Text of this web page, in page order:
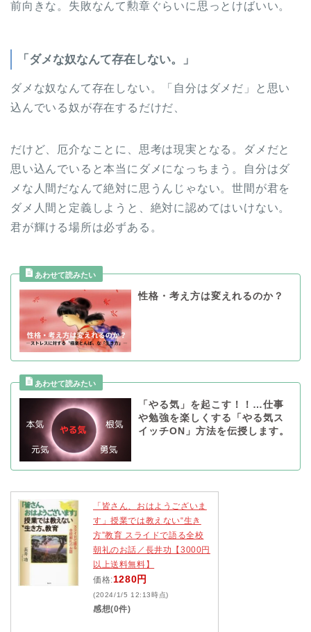
前向きな。失敗なんて勲章ぐらいに思っとけばいい。
「ダメな奴なんて存在しない。」
ダメな奴なんて存在しない。「自分はダメだ」と思い
込んでいる奴が存在するだけだ、
だけど、厄介なことに、思考は現実となる。ダメだと
思い込んでいると本当にダメになっちまう。自分はダ
メな人間だなんて絶対に思うんじゃない。世間が君を
ダメ人間と定義しようと、絶対に認めてはいけない。
君が輝ける場所は必ずある。
性格・考え方は変えれるのか？
「やる気」を起こす！！…仕事
や勉強を楽しくする「やる気ス
イッチON」方法を伝授します。
「皆さん、おはようございま
す」授業では教えない“生き
方”教育 スライドで語る全校
朝礼のお話／長井功【3000円
以上送料無料】
価格:1280円
(2024/1/5 12:13時点)
感想(0件)